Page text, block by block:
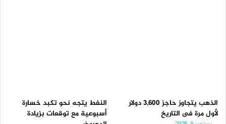
الذهب يتجاوز حاجز 3,600 دولار
لأول مرة فى التاريخ
النفط يتجه نحو تكبد خسارة
أسبوعية مع توقعات بزيادة